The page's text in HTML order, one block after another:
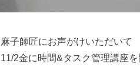
麻子師匠にお声がけいただいて
11/2金に時間&タスク管理講座を